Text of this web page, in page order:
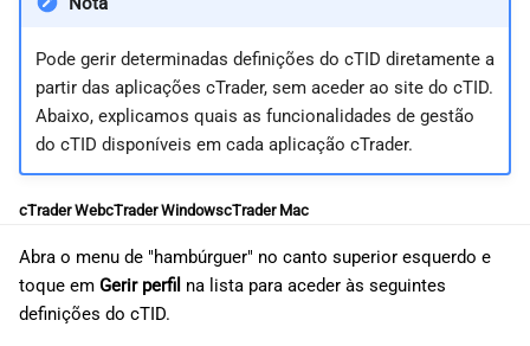
Pode gerir determinadas definições do cTID diretamente a
partir das aplicações cTrader, sem aceder ao site do cTID.
Abaixo, explicamos quais as funcionalidades de gestão
do cTID disponíveis em cada aplicação cTrader.
cTrader WebcTrader WindowscTrader Mac
Abra o menu de "hambúrguer" no canto superior esquerdo e
toque em Gerir perfil na lista para aceder às seguintes
definições do cTID.